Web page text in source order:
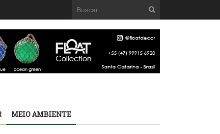
MEIO AMBIENTE